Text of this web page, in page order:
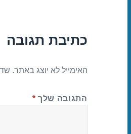
כתיבת תגובה
האימייל לא יוצג באתר.
התגובה שלך *